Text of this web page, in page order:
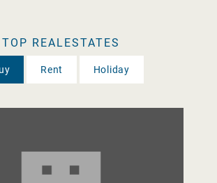
TOP REALESTATES
Rent Holiday